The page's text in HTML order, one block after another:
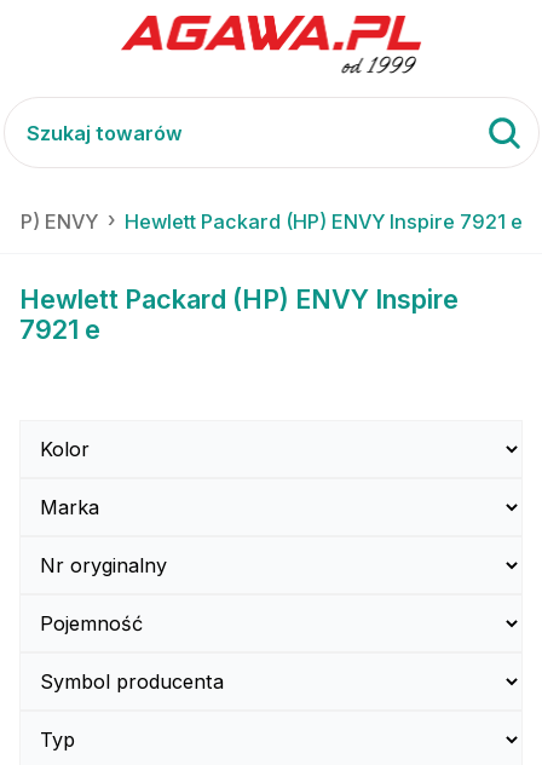
ENVY Hewlett Packard (HP) ENVY Inspire 7921 e
Hewlett Packard (HP) ENVY Inspire
7921 e